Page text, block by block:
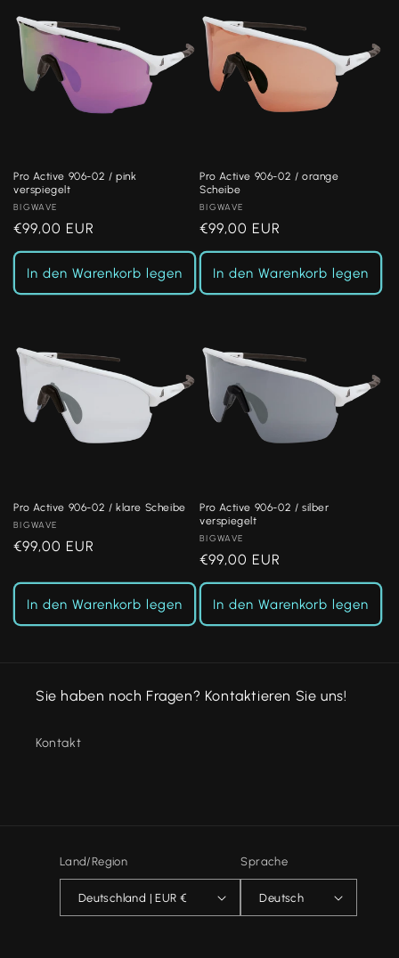
Pro Active 906-02 / pink
verspiegelt
Anbieter:
BIGWAVE
Normaler
Preis
€99,00 EUR
In den Warenkorb legen
Pro Active 906-02 / orange
Scheibe
Anbieter:
BIGWAVE
Normaler
Preis
€99,00 EUR
In den Warenkorb legen
Pro Active 906-02 / klare Scheibe
Anbieter:
BIGWAVE
Normaler
€99,00 EUR
In den Warenkorb legen
Pro Active 906-02 / silber
verspiegelt
Anbieter:
BIGWAVE
Normaler
Preis
€99,00 EUR
In den Warenkorb legen
Sie haben noch Fragen? Kontaktieren Sie uns!
Kontakt
Land/Region
Deutschland | EUR €
Sprache
Deutsch